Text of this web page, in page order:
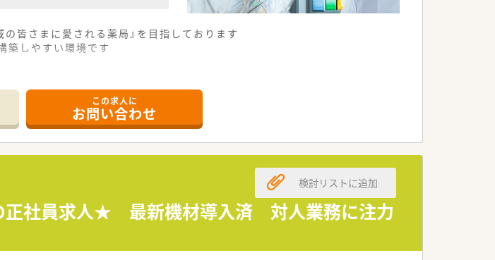
皆さまに愛される薬局』を目指しております
築しやすい環境です
この求人に
お問い合わせ
社員求人★ 最新機材導入済 対人業務に注力
検討リストに追加